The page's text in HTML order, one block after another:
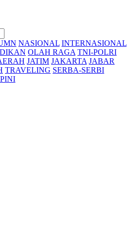
NASIONAL INTERNASIONAL
OLAH RAGA TNI-POLRI
JATIM JAKARTA JABAR
TRAVELING SERBA-SERBI